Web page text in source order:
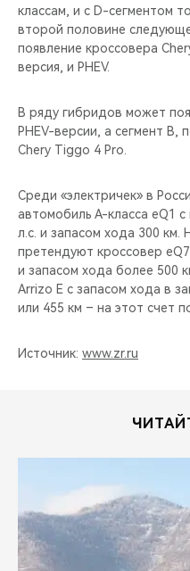
классам, и с D-сегментом
второй половине
появление кроссовера
версия, и PHEV.
В ряду гибридов может
PHEV-версии, а сегмент B,
Chery Tiggo 4 Pro.
Среди «электричек» в
автомобиль А-класса eQ1
л.с. и запасом хода 300 км.
претендуют кроссовер
и запасом хода более 500
Arrizo E с запасом хода в
или 455 км – на этот счет
Источник: www.zr.ru